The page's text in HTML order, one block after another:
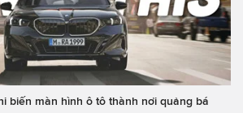
biến màn hình ô tô thành nơi quảng bá